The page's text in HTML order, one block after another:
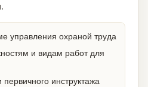
управления охраной труда
и видам работ для
инструктажа